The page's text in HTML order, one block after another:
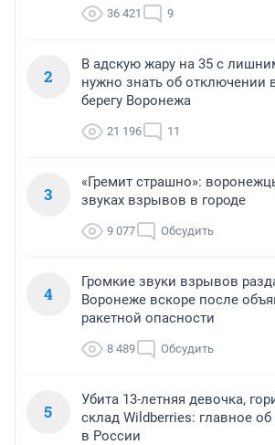
36 421 9
2
В адскую жару на 35 с
нужно знать об отключении
берегу Воронежа
21 196 11
3
«Гремит страшно»:
звуках взрывов в городе
9 077 Обсудить
4
Громкие звуки взрывов
Воронеже вскоре после
ракетной опасности
8 489 Обсудить
5
Убита 13-летняя девочка,
склад Wildberries: главное об
в России